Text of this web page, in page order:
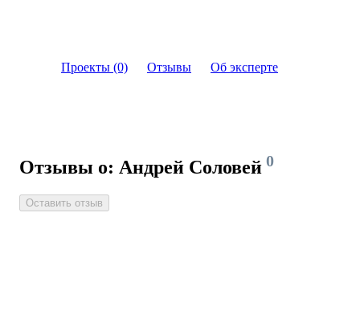
Проекты (0) Отзывы Об эксперте
Отзывы о: Андрей Соловей 0
Оставить отзыв